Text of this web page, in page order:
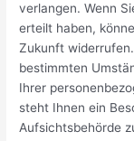
verlangen. Wenn
erteilt haben,
Zukunft
bestimmten
Ihrer
steht Ihnen ein
Aufsichtsbehörde